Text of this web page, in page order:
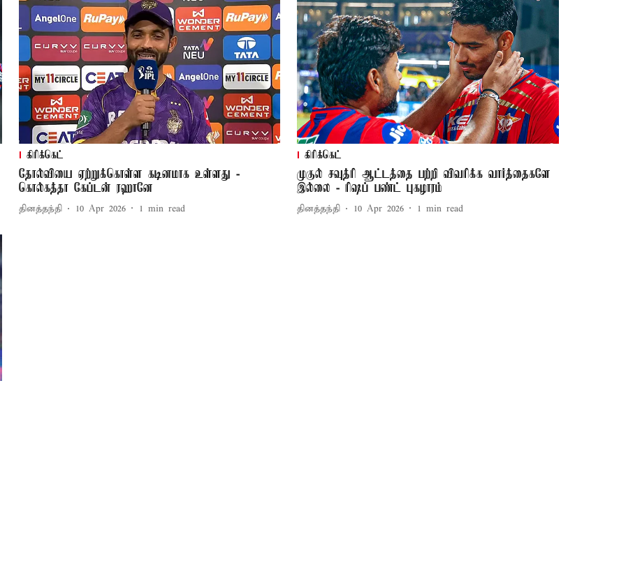
கிரிக்கெட்
தோல்வியை ஏற்றுக்கொள்ள கடினமாக உள்ளது -
கொல்கத்தா கேப்டன் ரஹானே
தினத்தந்தி 10 Apr 2026 1 min read
கிரிக்கெட்
முகுல் சவுத்ரி ஆட்டத்தை பற்றி விவரிக்க வார்த்தைகளே
இல்லை - ரிஷப் பண்ட் புகழாரம்
தினத்தந்தி 10 Apr 2026 1 min read